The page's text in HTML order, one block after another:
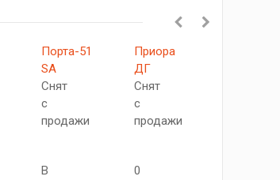
Порта-51
SA
Снят
с
продажи
В
Приора
ДГ
Снят
с
продажи
0